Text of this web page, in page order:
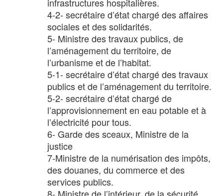
infrastructures hospitalières.
4-2- secrétaire d’état chargé des affaires
sociales et des solidarités.
5- Ministre des travaux publics, de
l’aménagement du territoire, de
l’urbanisme et de l’habitat.
5-1- secrétaire d’état chargé des travaux
publics et de l’aménagement du territoire.
5-2- secrétaire d’état chargé de
l’approvisionnement en eau potable et à
l’électricité pour tous.
6- Garde des sceaux, Ministre de la
justice
7-Ministre de la numérisation des impôts,
des douanes, du commerce et des
services publics.